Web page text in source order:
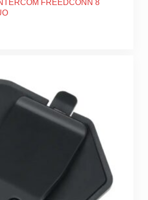
FREEDCONN 8